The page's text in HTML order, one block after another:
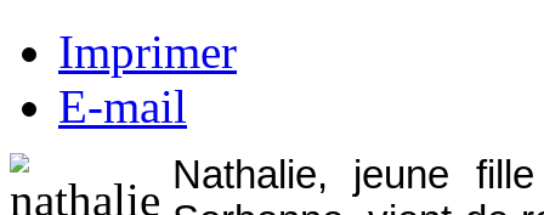
Imprimer
E-mail
Nathalie, jeune